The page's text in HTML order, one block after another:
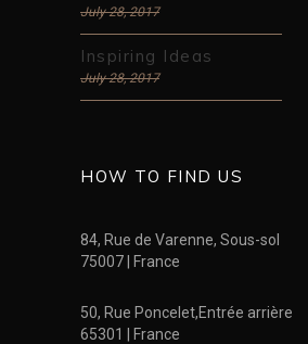
July 28, 2017
Inspiring Ideas
July 28, 2017
HOW TO FIND US
84, Rue de Varenne, Sous-sol
75007 | France
50, Rue Poncelet,Entrée arrière
65301 | France